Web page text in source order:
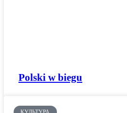
Polski w biegu